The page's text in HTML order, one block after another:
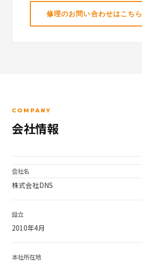
修理のお問い合わせはこちら
COMPANY
会社情報
会社名
株式会社DNS
設立
2010年4月
本社所在地